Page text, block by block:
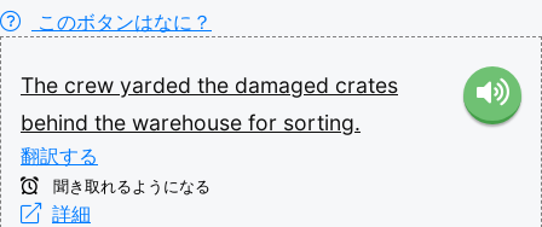
このボタンはなに？
The crew yarded the damaged crates
behind the warehouse for sorting.
翻訳する
聞き取れるようになる
詳細